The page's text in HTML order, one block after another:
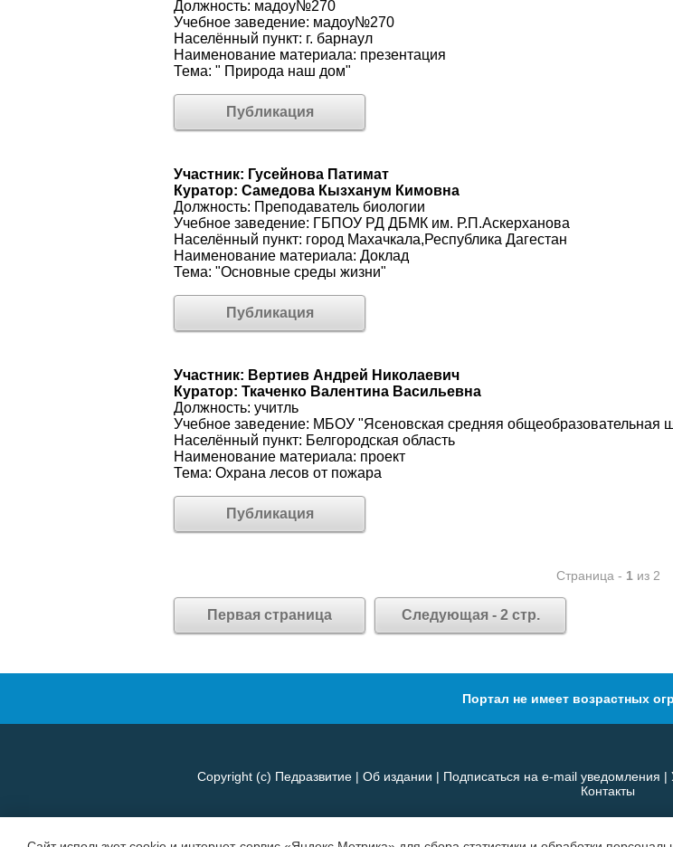
Должность: мадоу№270
Учебное заведение: мадоу№270
Населённый пункт: г. барнаул
Наименование материала: презентация
Тема: " Природа наш дом"
Публикация
Участник: Гусейнова Патимат
Куратор: Самедова Кызханум Кимовна
Должность: Преподаватель биологии
Учебное заведение: ГБПОУ РД ДБМК им. Р.П.Аскерханова
Населённый пункт: город Махачкала,Республика Дагестан
Наименование материала: Доклад
Тема: "Основные среды жизни"
Публикация
Участник: Вертиев Андрей Николаевич
Куратор: Ткаченко Валентина Васильевна
Должность: учитль
Учебное заведение: МБОУ "Ясеновская средняя общеобразовательная
Населённый пункт: Белгородская область
Наименование материала: проект
Тема: Охрана лесов от пожара
Публикация
Страница - 1 из 2
Первая страница Следующая - 2 стр.
Портал не имеет возрастных
Copyright (c) Педразвитие| Об издании | Подписаться на e-mail уведомления |
Контакты